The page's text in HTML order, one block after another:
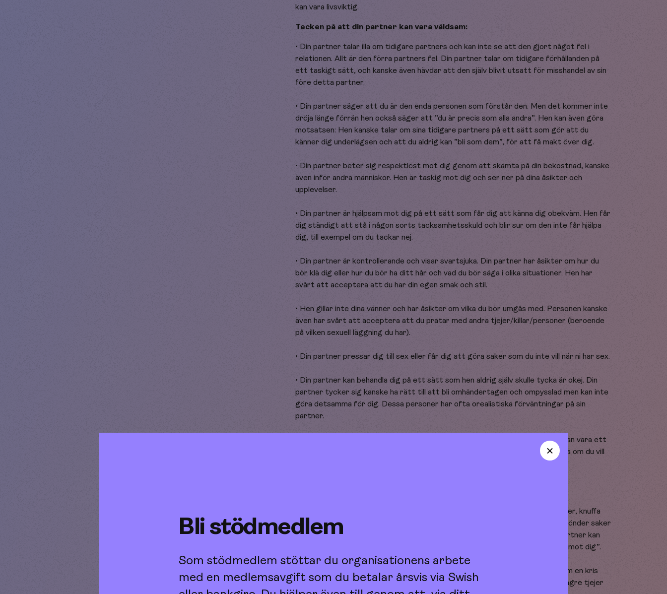
Bli stödmedlem
Som stödmedlem stöttar du organisationens arbete
med en medlemsavgift som du betalar årsvis via Swish
kan vara livsviktig.
Tecken på att din partner kan vara våldsam:
• Din partner talar illa om tidigare partners och kan inte se att den gjort något fel i
relationen. Allt är den förra partners fel. Din partner talar om tidigare förhållanden på
ett taskigt sätt, och kanske även hävdar att den själv blivit utsatt för misshandel av sin
före detta partner.
• Din partner säger att du är den enda personen som förstår den. Men det kommer inte
dröja länge förrän hen också säger att ”du är precis som alla andra”. Hen kan även göra
motsatsen: Hen kanske talar om sina tidigare partners på ett sätt som gör att du
känner dig underlägsen och att du aldrig kan ”bli som dem”, för att få makt över dig.
• Din partner beter sig respektlöst mot dig genom att skämta på din bekostnad, kanske
även inför andra människor. Hen är taskig mot dig och ser ner på dina åsikter och
upplevelser.
• Din partner är hjälpsam mot dig på ett sätt som får dig att känna dig obekväm. Hen får
dig ständigt att stå i någon sorts tacksamhetsskuld och blir sur om den inte får hjälpa
dig, till exempel om du tackar nej.
• Din partner är kontrollerande och visar svartsjuka. Din partner har åsikter om hur du
bör klä dig eller hur du bör ha ditt hår och vad du bör säga i olika situationer. Hen har
svårt att acceptera att du har din egen smak och stil.
• Hen gillar inte dina vänner och har åsikter om vilka du bör umgås med. Personen kanske
även har svårt att acceptera att du pratar med andra tjejer/killar/personer (beroende
på vilken sexuell läggning du har).
• Din partner pressar dig till sex eller får dig att göra saker som du inte vill när ni har sex.
• Din partner kan behandla dig på ett sätt som hen aldrig själv skulle tycka är okej. Din
partner tycker sig kanske ha rätt till att bli omhändertagen och ompysslad men kan inte
göra detsamma för dig. Dessa personer har ofta orealistiska förväntningar på sin
partner.
• Din partner vill flytta ihop eller gifta sig väldigt tidigt i relationen. Det här kan vara ett
sätt för personen att kontrollera och ”äga” dig. Hen har svårt att acceptera om du vill
• Din partner skrämmer dig när den blir arg. Din partner kan säga hotfulla saker, knuffa
dig eller närma sig dig på ett hotfullt sätt. Hen kan sparka i väggen eller slå sönder saker
när hen blir arg, ofta är det föremål som du tycker om eller själv äger. Din partner kan
säga att: “hade du inte gjort mig så arg så hade jag aldrig behövt göra såhär mot dig”.
• Din partner dras till sårbarhet och väljer flickvänner som nyligen gått igenom en kris
eller förlust av något slag. Hen kanske aktivt väljer att bli tillsammans med yngre tjejer